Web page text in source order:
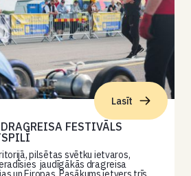
Lasīt
FESTIVĀLS
pilsētas svētku ietvaros,
jaudīgākās dragreisa